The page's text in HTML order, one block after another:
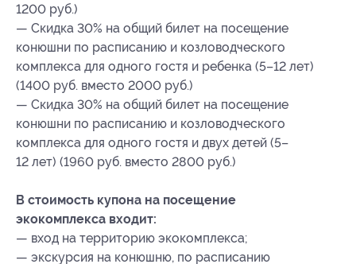
1200 руб.)
— Скидка 30% на общий билет на посещение
конюшни по расписанию и козловодческого
комплекса для одного гостя и ребенка (5–12 лет)
(1400 руб. вместо 2000 руб.)
— Скидка 30% на общий билет на посещение
конюшни по расписанию и козловодческого
комплекса для одного гостя и двух детей (5–
12 лет) (1960 руб. вместо 2800 руб.)
В стоимость купона на посещение
экокомплекса входит:
— вход на территорию экокомплекса;
— экскурсия на конюшню, по расписанию